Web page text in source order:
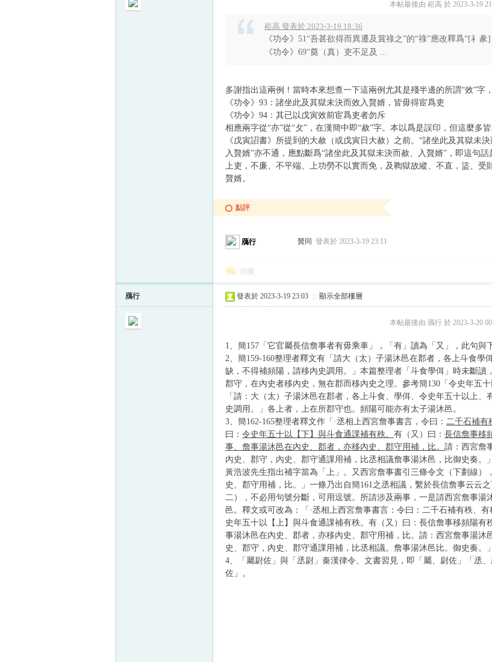
本帖最後由 崧高 於 2023-3-19
崧高 發表於 2023-3-19 18:36
《功令》51“吾甚欲得而異遷及賞祿之”的“祿”應改釋爲“[礻彖]
《功令》69“奠（真）吏不足及 ...
多謝指出這兩例！當時本來想查一下這兩例尤其是殘半邊的所謂“效”字
《功令》93：諸坐此及其獄未決而效入贅婿，皆毋得宦爲吏
《功令》94：其已以戊寅效前宦爲吏者勿斥
相應兩字從“亦”從“攵”，在漢簡中即“赦”字。本以爲是誤印，但這麼多
《戊寅詔書》所提到的大赦（或戊寅日大赦）之前。“諸坐此及其獄未
入贅婿”亦不通，應點斷爲“諸坐此及其獄未決而赦、入贅婿”，即這句
上吏，不廉、不平端、上功勞不以實而免，及鞫獄故縱、不直，盜、受
贅婿。
點評
鴈行 贊同 發表於 2023-3-19 23:11
回復
鴈行 發表於 2023-3-19 23:03 顯示全部樓層
本帖最後由 鴈行 於 2023-3-20
1、簡157「它官屬長信詹事者有毋乘車」，「有」讀為「又」，此句與
2、簡159-160整理者釋文有「請大（太）子湯沐邑在郡者，各上斗食
缺，不得補頻陽，請移內史調用。」本篇整理者「斗食學佴」時未斷
郡守，在內史者移內史，無在郡而移內史之理。參考簡130「令史年五
「請：大（太）子湯沐邑在郡者，各上斗食、學佴、令史年五十以上
史調用。」各上者，上在所郡守也。頻陽可能亦有太子湯沐邑。
3、簡162-165整理者釋文作「·丞相上西宮詹事書言，令曰： 二千石補有
曰： 令史年五十以【下】與斗食通課補有秩。 有（又）曰： 長信詹事移
事、詹事湯沐邑在內史、郡者，亦移內史、郡守用補，比。 請：西宮詹
內史、郡守，內史、郡守通課用補，比丞相議詹事湯沐邑，比御史奏。」
黃浩波先生指出補字當為「上」。又西宮詹事書引三條令文（下劃線
史、郡守用補，比。」一條乃出自簡161之丞相議，繫於長信詹事云云
二），不必用句號分斷，可用逗號。所請涉及兩事，一是請西宮詹事
邑。釋文或可改為：「·丞相上西宮詹事書言：令曰：二千石補有秩、
史年五十以【上】與斗食通課補有秩。有（又）曰：長信詹事移頻陽
事湯沐邑在內史、郡者，亦移內史、郡守用補，比。請：西宮詹事湯
史、郡守，內史、郡守通課用補，比丞相議。詹事湯沐邑比。御史奏。」
4、「屬尉佐」與「丞尉」秦漢律令、文書習見，即「屬、尉佐」「丞
佐」。